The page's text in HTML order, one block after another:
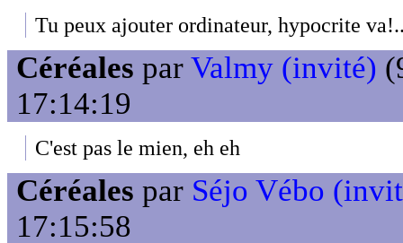
Tu peux ajouter ordinateur, hypocrite
Céréales par Valmy (invité)
17:14:19
C'est pas le mien, eh eh
Céréales par Séjo Vébo
17:15:58